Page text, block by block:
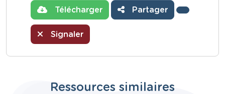
Télécharger Partager
Signaler
Ressources similaires